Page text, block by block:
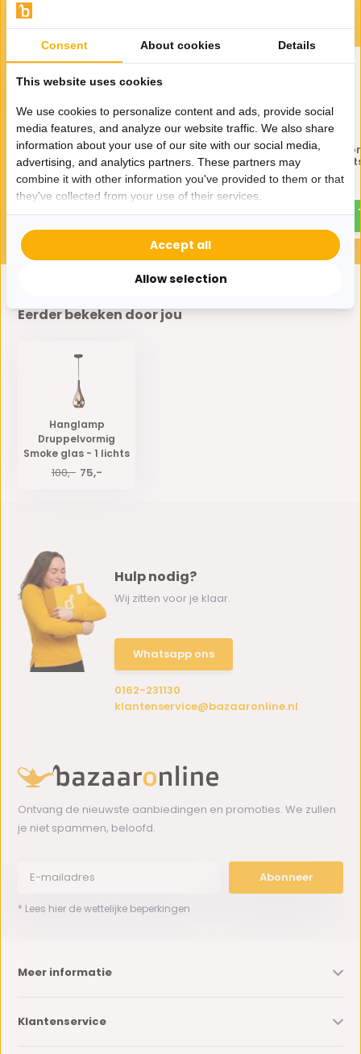
Gerelateerde producten
Hanglamp Druppelvormig
Smoke glas - 3 lichts
250,- 115,-
Hanglamp
smoke glas 4
Eerder bekeken door jou
Hanglamp
Druppelvormig
Smoke glas - 1 lichts
100,- 75,-
Hulp nodig?
Wij zitten voor je klaar.
Whatsapp ons
0162-231130
klantenservice@bazaaronline.nl
Ontvang de nieuwste aanbiedingen en promoties. We zullen
je niet spammen, beloofd.
Abonneer
* Lees hier de wettelijke beperkingen
Meer informatie
Klantenservice
Consent About cookies Details
This website uses cookies
We use cookies to personalize content and ads, provide social
media features, and analyze our website traffic. We also share
information about your use of our site with our social media,
advertising, and analytics partners. These partners may
combine it with other information you've provided to them or that
they've collected from your use of their services.
Allow selection
Accept all